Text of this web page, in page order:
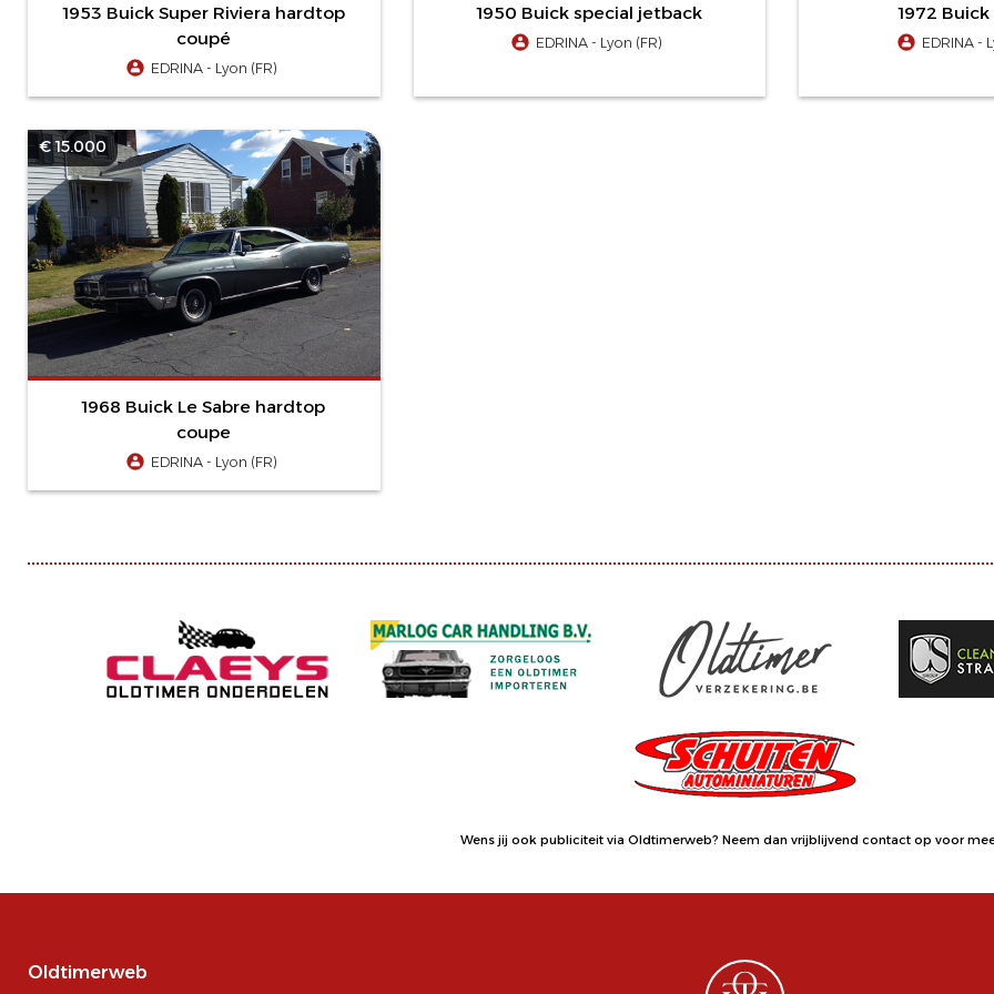
1953 Buick Super Riviera hardtop
coupé
EDRINA - Lyon (FR)
1950 Buick special jetback
EDRINA - Lyon (FR)
1972 Buick
EDRINA -
€ 15.000
1968 Buick Le Sabre hardtop
coupe
EDRINA - Lyon (FR)
Wens jij ook publiciteit via Oldtimerweb? Neem dan vrijblijvend contact op voor
Oldtimerweb